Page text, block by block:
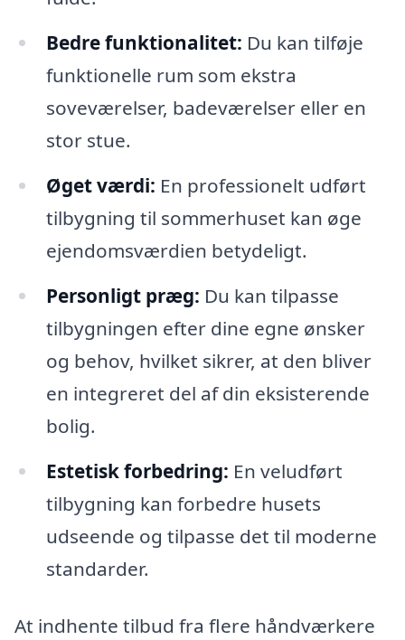
Bedre funktionalitet: Du kan tilføje
funktionelle rum som ekstra
soveværelser, badeværelser eller en
stor stue.
Øget værdi: En professionelt udført
tilbygning til sommerhuset kan øge
ejendomsværdien betydeligt.
Personligt præg: Du kan tilpasse
tilbygningen efter dine egne ønsker
og behov, hvilket sikrer, at den bliver
en integreret del af din eksisterende
bolig.
Estetisk forbedring: En veludført
tilbygning kan forbedre husets
udseende og tilpasse det til moderne
standarder.
At indhente tilbud fra flere håndværkere